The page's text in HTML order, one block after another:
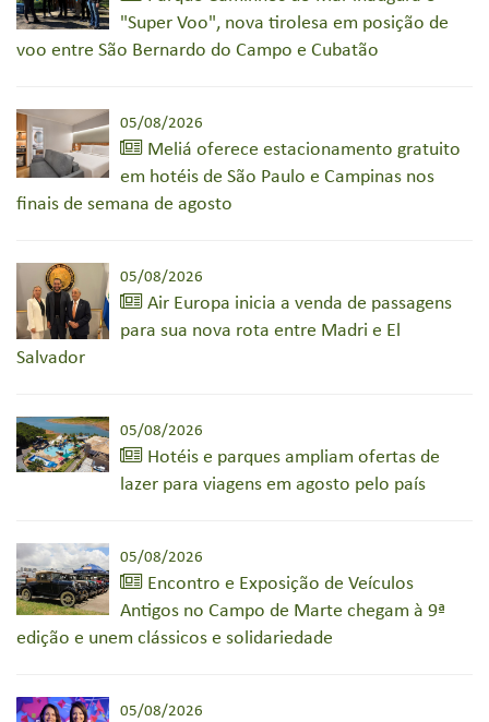
"Super Voo", nova tirolesa em posição de
voo entre São Bernardo do Campo e Cubatão
05/08/2026
Meliá oferece estacionamento gratuito
em hotéis de São Paulo e Campinas nos
finais de semana de agosto
05/08/2026
Air Europa inicia a venda de passagens
para sua nova rota entre Madri e El
Salvador
05/08/2026
Hotéis e parques ampliam ofertas de
lazer para viagens em agosto pelo país
05/08/2026
Encontro e Exposição de Veículos
Antigos no Campo de Marte chegam à 9ª
edição e unem clássicos e solidariedade
05/08/2026